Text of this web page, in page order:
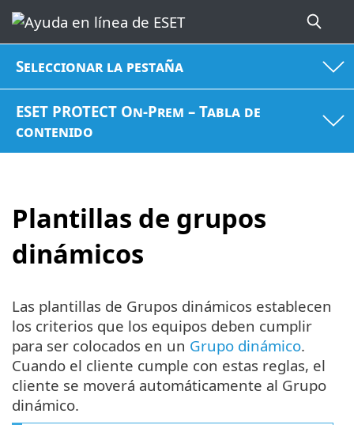
Seleccionar la pestaña
ESET PROTECT On-Prem – Tabla de
contenido
Plantillas de grupos
dinámicos
Las plantillas de Grupos dinámicos establecen
los criterios que los equipos deben cumplir
para ser colocados en un Grupo dinámico.
Cuando el cliente cumple con estas reglas, el
cliente se moverá automáticamente al Grupo
dinámico.